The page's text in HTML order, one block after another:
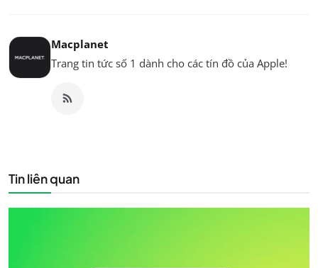
Macplanet
Trang tin tức số 1 dành cho các tín đồ của Apple!
Tin liên quan